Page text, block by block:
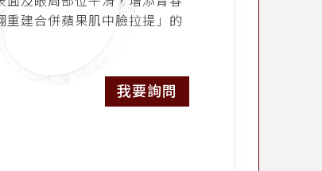
建合併蘋果肌中臉拉提」的
我要詢問